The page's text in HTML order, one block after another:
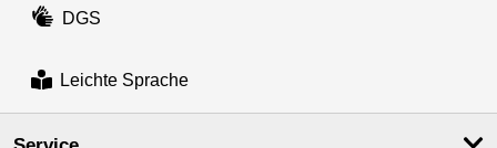
DGS
Leichte Sprache